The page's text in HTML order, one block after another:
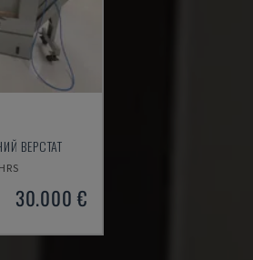
ВЕРСТАТ
30.000 €